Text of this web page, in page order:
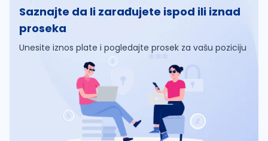
Saznajte da li zarađujete ispod ili iznad
proseka
Unesite iznos plate i pogledajte prosek za vašu poziciju